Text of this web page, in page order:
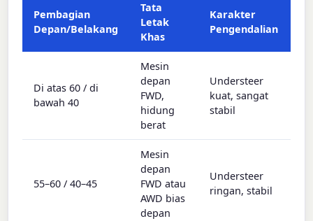
Pembagian
Depan/Belakang
Tata
Letak
Khas
Karakter
Pengendalian
Di atas 60 / di
bawah 40
Mesin
depan
FWD,
hidung
berat
Understeer
kuat, sangat
stabil
55–60 / 40–45
Mesin
depan
FWD atau
AWD bias
depan
Understeer
ringan, stabil